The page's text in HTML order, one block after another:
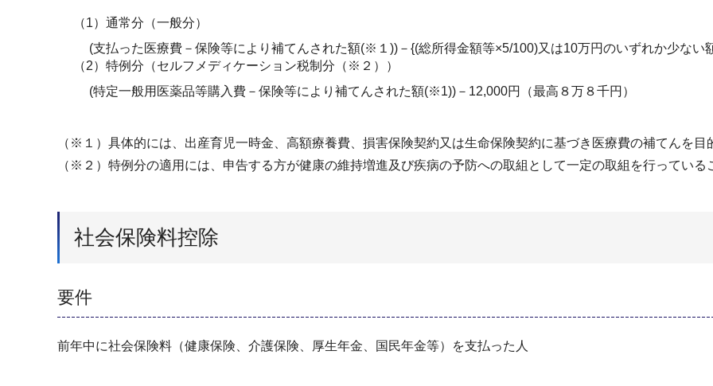
（1）通常分（一般分）
(支払った医療費－保険等により補てんされた額(※１))－{(総所得金額等×5/100)又は10万円のいずれか少ない
（2）特例分（セルフメディケーション税制分（※２））
(特定一般用医薬品等購入費－保険等により補てんされた額(※1))－12,000円（最高８万８千円）
（※１）具体的には、出産育児一時金、高額療養費、損害保険契約又は生命保険契約に基づき医療費の補てんを
（※２）特例分の適用には、申告する方が健康の維持増進及び疾病の予防への取組として一定の取組を行っている
社会保険料控除
要件
前年中に社会保険料（健康保険、介護保険、厚生年金、国民年金等）を支払った人